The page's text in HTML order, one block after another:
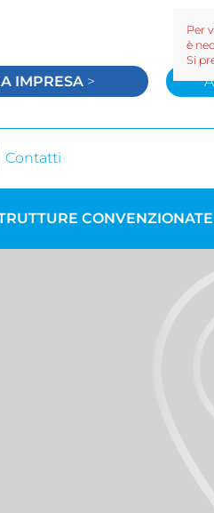
IMPRESA >
Contatti
CONVENZIONATE
Per
è
Si